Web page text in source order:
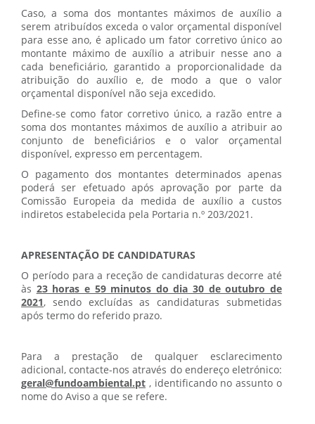
Caso, a soma dos montantes máximos de auxílio a
serem atribuídos exceda o valor orçamental disponível
para esse ano, é aplicado um fator corretivo único ao
montante máximo de auxílio a atribuir nesse ano a
cada beneficiário, garantido a proporcionalidade da
atribuição do auxílio e, de modo a que o valor
orçamental disponível não seja excedido.
Define-se como fator corretivo único, a razão entre a
soma dos montantes máximos de auxílio a atribuir ao
conjunto de beneficiários e o valor orçamental
disponível, expresso em percentagem.
O pagamento dos montantes determinados apenas
poderá ser efetuado após aprovação por parte da
Comissão Europeia da medida de auxílio a custos
indiretos estabelecida pela Portaria n.º 203/2021.
APRESENTAÇÃO DE CANDIDATURAS
O período para a receção de candidaturas decorre até
às 23 horas e 59 minutos do dia 30 de outubro de
2021, sendo excluídas as candidaturas submetidas
após termo do referido prazo.
Para a prestação de qualquer esclarecimento
adicional, contacte-nos através do endereço eletrónico:
geral@fundoambiental.pt , identificando no assunto o
nome do Aviso a que se refere.